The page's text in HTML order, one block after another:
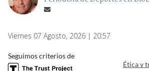
Viernes 07 Agosto, 2026 | 20:57
Seguimos criterios de
Ética y